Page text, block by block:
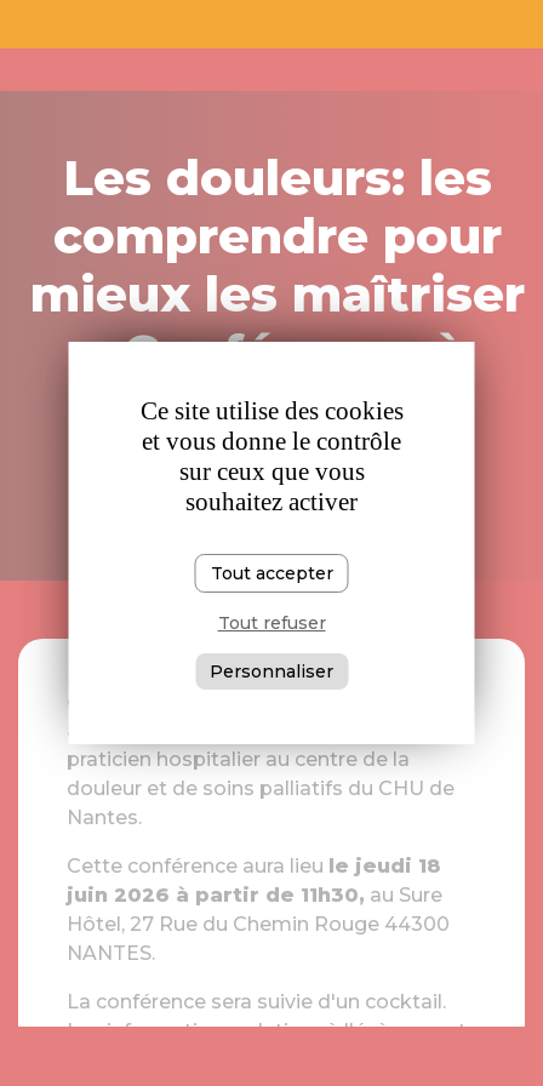
Les douleurs: les
comprendre pour
mieux les maîtriser
- Conférence à
Nantes
Jeudi 18 juin 2026,
11:30 - 13:30
L'association GPMA a le plaisir de vous
convier à une conférence
animée par la Dr Blandine Armand,
praticien hospitalier au centre de la
douleur et de soins palliatifs du CHU de
Nantes.
Cette conférence aura lieu le jeudi 18
juin 2026 à partir de 11h30, au Sure
Hôtel, 27 Rue du Chemin Rouge 44300
NANTES.
La conférence sera suivie d'un cocktail.
Les informations relatives à l'évènement
Ce site utilise des cookies
et vous donne le contrôle
sur ceux que vous
souhaitez activer
Tout accepter
Tout refuser
Personnaliser